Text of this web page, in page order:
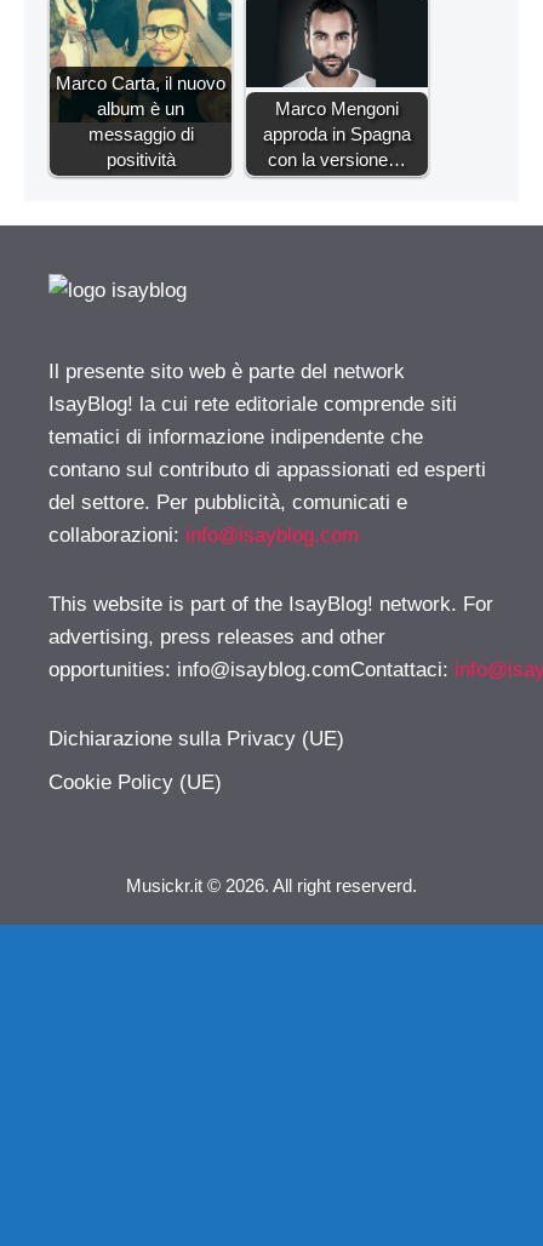
Marco Carta, il nuovo
album è un
messaggio di
positività
Marco Mengoni
approda in Spagna
con la versione…
Il presente sito web è parte del network
IsayBlog! la cui rete editoriale comprende siti
tematici di informazione indipendente che
contano sul contributo di appassionati ed esperti
del settore. Per pubblicità, comunicati e
collaborazioni: info@isayblog.com
This website is part of the IsayBlog! network. For
advertising, press releases and other
opportunities: info@isayblog.comContattaci:
Dichiarazione sulla Privacy (UE)
Cookie Policy (UE)
Musickr.it © 2026. All right reserverd.